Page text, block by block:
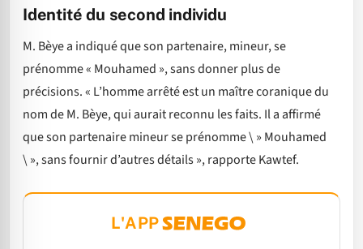
Identité du second individu
M. Bèye a indiqué que son partenaire, mineur, se
prénomme « Mouhamed », sans donner plus de
précisions. « L’homme arrêté est un maître coranique du
nom de M. Bèye, qui aurait reconnu les faits. Il a affirmé
que son partenaire mineur se prénomme \ » Mouhamed
\ », sans fournir d’autres détails », rapporte Kawtef.
L'APP